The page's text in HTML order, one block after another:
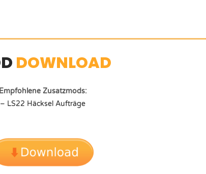
DOWNLOAD
Empfohlene Zusatzmods:
– LS22 Häcksel Aufträge